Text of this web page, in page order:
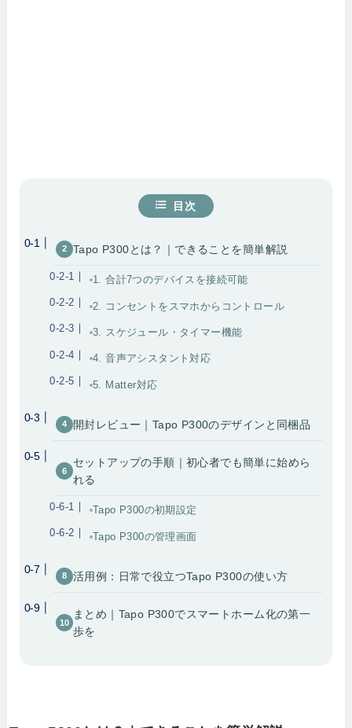
目次
Tapo P300とは？｜できることを簡単解説
1. 合計7つのデバイスを接続可能
2. コンセントをスマホからコントロール
3. スケジュール・タイマー機能
4. 音声アシスタント対応
5. Matter対応
開封レビュー｜Tapo P300のデザインと同梱品
セットアップの手順｜初心者でも簡単に始めら
れる
Tapo P300の初期設定
Tapo P300の管理画面
活用例：日常で役立つTapo P300の使い方
まとめ｜Tapo P300でスマートホーム化の第一
歩を